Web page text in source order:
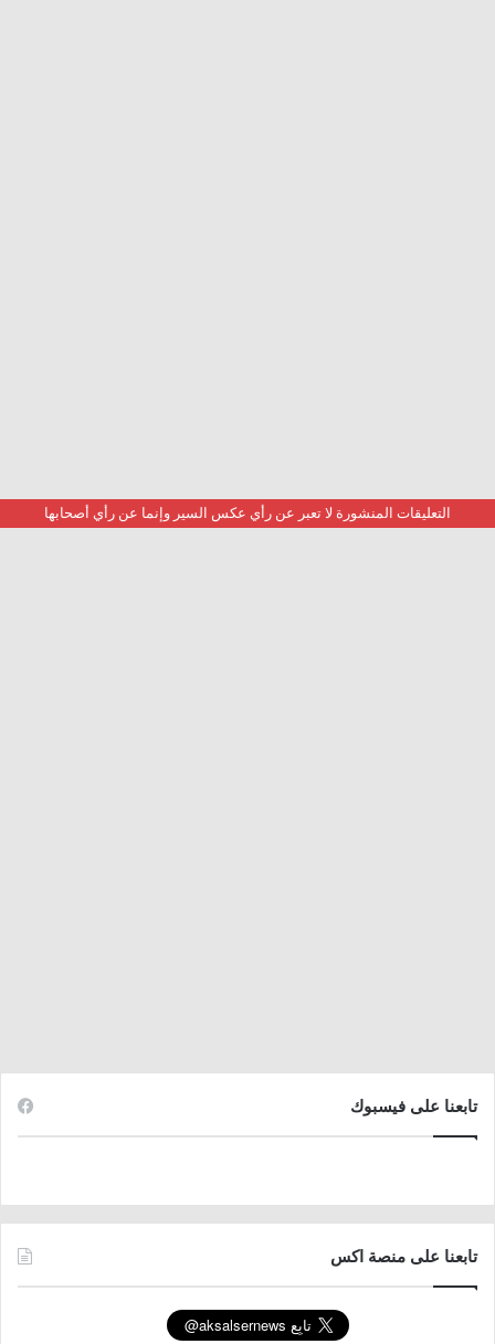
التعليقات المنشورة لا تعبر عن رأي عكس السير وإنما عن رأي أصحابها
تابعنا على فيسبوك
تابعنا على منصة اكس